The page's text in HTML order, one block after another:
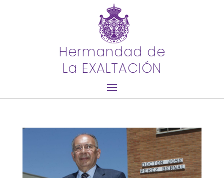
Hermandad de
La EXALTACIÓN